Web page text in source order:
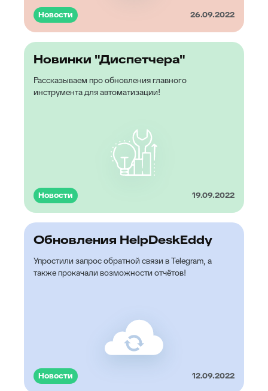
Новости 26.09.2022
Новинки "Диспетчера"
Рассказываем про обновления главного
инструмента для автоматизации!
Новости 19.09.2022
Обновления HelpDeskEddy
Упростили запрос обратной связи в Telegram, а
также прокачали возможности отчётов!
Новости 12.09.2022